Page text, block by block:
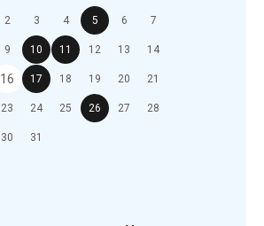
2 3 4 5 6 7
9 10 11 12 13 14
16 17 18 19 20 21
23 24 25 26 27 28
30 31